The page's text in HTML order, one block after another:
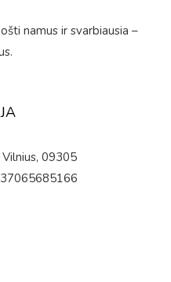
namus ir svarbiausia –
09305